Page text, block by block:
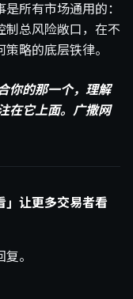
所有市场通用的：
制总风险敞口，在不
略的底层铁律。
你的那一个，理解
在它上面。广撒网
」让更多交易者看
。